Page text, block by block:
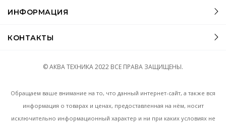
ИНФОРМАЦИЯ
КОНТАКТЫ
© АКВА ТЕХНИКА2022 ВСЕ ПРАВА ЗАЩИЩЕНЫ.
Обращаем ваше внимание на то, что данный интернет-сайт, а также вся
информация о товарах и ценах, предоставленная на нём, носит
исключительно информационный характер и ни при каких условиях не